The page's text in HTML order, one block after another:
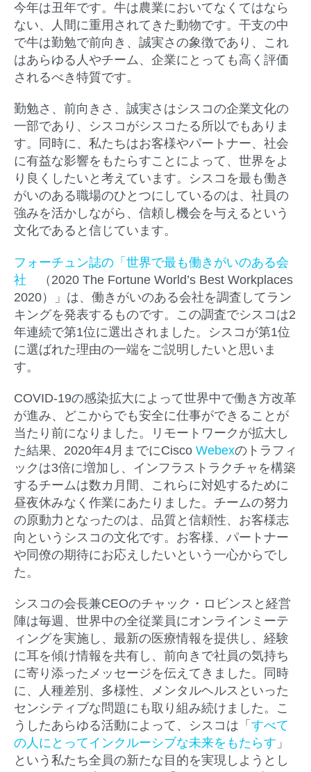
今年は丑年です。牛は農業においてなくてはなら
ない、人間に重用されてきた動物です。干支の中
で牛は勤勉で前向き、誠実さの象徴であり、これ
はあらゆる人やチーム、企業にとっても高く評価
されるべき特質です。
勤勉さ、前向きさ、誠実さはシスコの企業文化の
一部であり、シスコがシスコたる所以でもありま
す。同時に、私たちはお客様やパートナー、社会
に有益な影響をもたらすことによって、世界をよ
り良くしたいと考えています。シスコを最も働き
がいのある職場のひとつにしているのは、社員の
強みを活かしながら、信頼し機会を与えるという
文化であると信じています。
フォーチュン誌の「世界で最も働きがいのある会
社 （2020 The Fortune World’s Best Workplaces
2020）」は、働きがいのある会社を調査してラン
キングを発表するものです。この調査でシスコは2
年連続で第1位に選出されました。シスコが第1位
に選ばれた理由の一端をご説明したいと思いま
す。
COVID-19の感染拡大によって世界中で働き方改革
が進み、どこからでも安全に仕事ができることが
当たり前になりました。リモートワークが拡大し
た結果、2020年4月までにCisco Webexのトラフィ
ックは3倍に増加し、インフラストラクチャを構築
するチームは数カ月間、これらに対処するために
昼夜休みなく作業にあたりました。チームの努力
の原動力となったのは、品質と信頼性、お客様志
向というシスコの文化です。お客様、パートナー
や同僚の期待にお応えしたいという一心からでし
た。
シスコの会長兼CEOのチャック・ロビンスと経営
陣は毎週、世界中の全従業員にオンラインミーテ
ィングを実施し、最新の医療情報を提供し、経験
に耳を傾け情報を共有し、前向きで社員の気持ち
に寄り添ったメッセージを伝えてきました。同時
に、人種差別、多様性、メンタルヘルスといった
センシティブな問題にも取り組み続けました。こ
うしたあらゆる活動によって、シスコは「 すべて
の人にとってインクルーシブな未来をもたらす 」
という私たち全員の新たな目的を実現しようとし